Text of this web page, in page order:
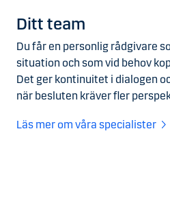
Ditt team
Du får en personlig rådgivare
situation och som vid behov
Det ger kontinuitet i dialogen
när besluten kräver fler
Läs mer om våra specialister